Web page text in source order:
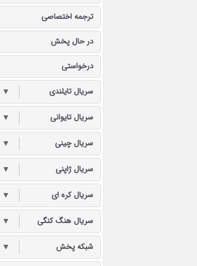
ترجمه اختصاصی
در حال پخش
درخواستی
سریال تایلندی ▼
سریال تایوانی ▼
سریال چینی ▼
سریال ژاپنی ▼
سریال کره ای ▼
سریال هنگ کنگی ▼
شبکه پخش ▼